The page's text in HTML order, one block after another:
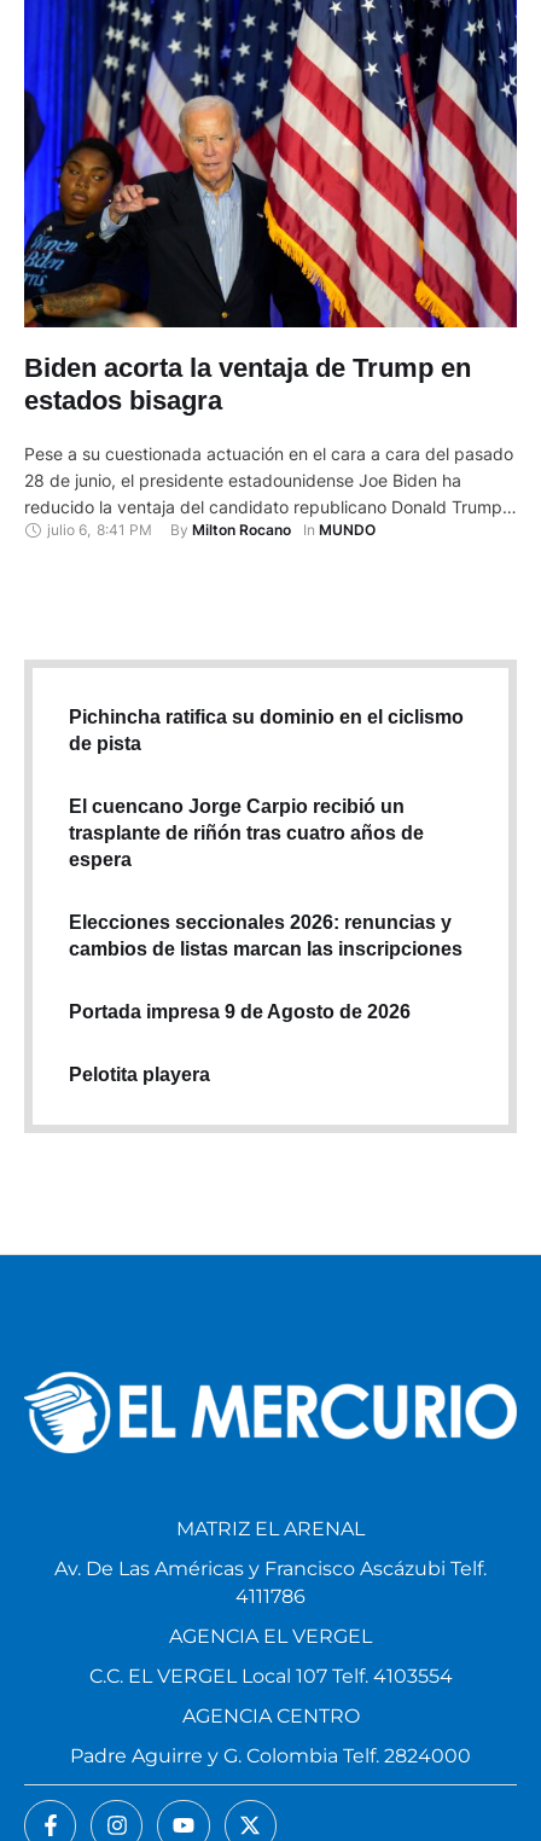
Biden acorta la ventaja de Trump en
estados bisagra
Pese a su cuestionada actuación en el cara a cara del pasado
28 de junio, el presidente estadounidense Joe Biden ha
reducido la ventaja del candidato republicano Donald Trump
en los principales estados bisagra de EE.UU. para los comicios
julio 6 8:41 PM By Milton Rocano In MUNDO
Pichincha ratifica su dominio en el ciclismo
de pista
El cuencano Jorge Carpio recibió un
trasplante de riñón tras cuatro años de
espera
Elecciones seccionales 2026: renuncias y
cambios de listas marcan las inscripciones
Portada impresa 9 de Agosto de 2026
Pelotita playera
MATRIZ EL ARENAL
Av. De Las Américas y Francisco Ascázubi Telf.
4111786
AGENCIA EL VERGEL
C.C. EL VERGEL Local 107 Telf. 4103554
AGENCIA CENTRO
Padre Aguirre y G. Colombia Telf. 2824000